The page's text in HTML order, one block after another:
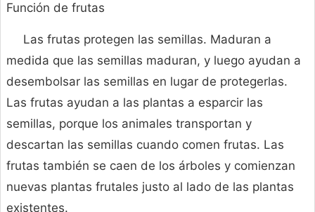
Función de frutas
Las frutas protegen las semillas. Maduran a
medida que las semillas maduran, y luego ayudan a
desembolsar las semillas en lugar de protegerlas.
Las frutas ayudan a las plantas a esparcir las
semillas, porque los animales transportan y
descartan las semillas cuando comen frutas. Las
frutas también se caen de los árboles y comienzan
nuevas plantas frutales justo al lado de las plantas
existentes.